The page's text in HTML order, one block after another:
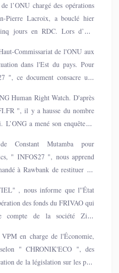
et deux hors-bords remplis de
Ces troupes, munies de
procédé à l’arrestation de
débarquement.
l’ONU chargé des opérations
Pierre Lacroix, a bouclé hier
jours en RDC. Lors d’une
par les insurgés à la Monusco,
ne réclament plus le retrait en
Commissariat de l'ONU aux
dans l'Est du pays. Pour
", ce document consacre une
conflit armé transfrontalier,
de troupes rwandaises.
Human Right Watch. D'après
", il y a hausse du nombre
a mené son enquête au
bien plus rapidement
du M23, il y a trois ans,
du conflit, en janvier
par le Rwanda, de
Constant Mutamba pour
" INFOS27 ", nous apprend
à Rawbank de restituer les
la société Zion Construction.
du verdict et souligne
de récupérer les ressources
, nous informe que l''État
des fonds du FRIVAO qui
compte de la société Zion
de celui que le journal
récemment sanctionné
en charge de l'Économie,
" CHRONIK'ECO ", des
de la législation sur les prix